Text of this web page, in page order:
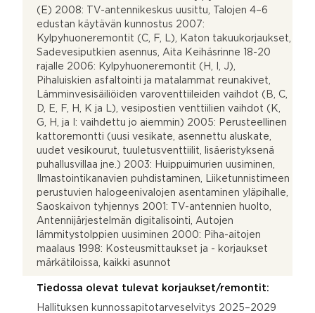
(E) 2008: TV-antennikeskus uusittu, Talojen 4–6
edustan käytävän kunnostus 2007:
Kylpyhuoneremontit (C, F, L), Katon takuukorjaukset,
Sadevesiputkien asennus, Aita Keihäsrinne 18-20
rajalle 2006: Kylpyhuoneremontit (H, I, J),
Pihaluiskien asfaltointi ja matalammat reunakivet,
Lämminvesisäiliöiden varoventtiileiden vaihdot (B, C,
D, E, F, H, K ja L), vesipostien venttiilien vaihdot (K,
G, H, ja I: vaihdettu jo aiemmin) 2005: Perusteellinen
kattoremontti (uusi vesikate, asennettu aluskate,
uudet vesikourut, tuuletusventtiilit, lisäeristyksenä
puhallusvillaa jne.) 2003: Huippuimurien uusiminen,
Ilmastointikanavien puhdistaminen, Liiketunnistimeen
perustuvien halogeenivalojen asentaminen yläpihalle,
Saoskaivon tyhjennys 2001: TV-antennien huolto,
Antennijärjestelmän digitalisointi, Autojen
lämmitystolppien uusiminen 2000: Piha-aitojen
maalaus 1998: Kosteusmittaukset ja - korjaukset
märkätiloissa, kaikki asunnot
Tiedossa olevat tulevat korjaukset/remontit:
Hallituksen kunnossapitotarveselvitys 2025–2029